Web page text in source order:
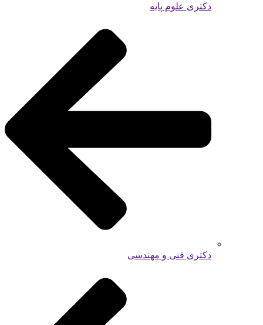
دکتری علوم پایه
دکتری فنی و مهندسی